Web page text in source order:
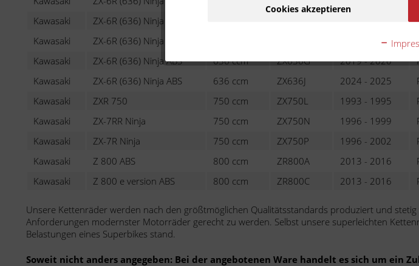
Kawasaki
ZX-6R (636) Ninja
Kawasaki
ZX-6R (636) Ninja ABS 2013 - 2016
Kawasaki
ZX-6R (636) Ninja ABS 636 ccm ZX636G 2019 - 2020
Kawasaki
ZX-6R (636) Ninja ABS 636 ccm ZX636J 2024 - 2025
Kawasaki
ZXR 750 750 ccm ZX750L 1993 - 1995
Kawasaki
ZX-7RR Ninja 750 ccm ZX750N 1996 - 1999
Kawasaki
ZX-7R Ninja 750 ccm ZX750P 1996 - 2002
Kawasaki
Z 800 ABS 800 ccm ZR800A 2013 - 2016
Kawasaki
Z 800 e version ABS 800 ccm ZR800C 2013 - 2016
Unsere Kettenräder werden nach den größtmöglichen Qualitätsstandards produziert und
Anforderungen modernster Motorräder gerecht zu werden. Selbst unsere superleichten
Belastungen eines Superbikes stand.
Soweit nicht anders angegeben: Bei der angebotenen Ware handelt es sich um ein
Cookies akzeptieren